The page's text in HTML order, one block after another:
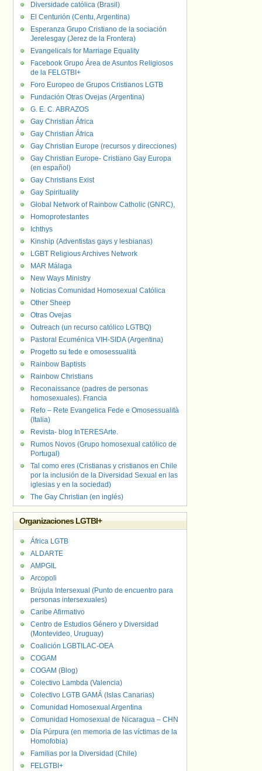
Diversidade católica (Brasil)
El Centurión (Centu, Argentina)
Esperanza Grupo Cristiano de la sociación
Jerelesgay (Jerez de la Frontera)
Evangelicals for Marriage Equality
Facebook Grupo Área de Asuntos Religiosos
de la FELGTBI+
Foro Europeo de Grupos Cristianos LGTB
Fundación Otras Ovejas (Argentina)
G. E. C. ABRAZOS
Gay Christian África
Gay Christian África
Gay Christian Europe (recursos y direcciones)
Gay Christian Europe- Cristiano Gay Europa
(en español)
Gay Christians Exist
Gay Spirituality
Global Network of Rainbow Catholic (GNRC),
Homoprotestantes
Ichthys
Kinship (Adventistas gays y lesbianas)
LGBT Religious Archives Network
MAR Málaga
New Ways Ministry
Noticias Comunidad Homosexual Católica
Other Sheep
Otras Ovejas
Outreach (un recurso católico LGTBQ)
Pastoral Ecuménica VIH-SIDA (Argentina)
Progetto su fede e omosessualità
Rainbow Baptists
Rainbow Christians
Reconaissance (padres de personas
homosexuales). Francia
Refo – Rete Evangelica Fede e Omosessualità
(Italia)
Revista- blog InTERESArte.
Rumos Novos (Grupo homosexual católico de
Portugal)
Tal como eres (Cristianas y cristianos en Chile
por la inclusión de la Diversidad Sexual en las
iglesias y en la sociedad)
The Gay Christian (en inglés)
Organizaciones LGTBI+
África LGTB
ALDARTE
AMPGIL
Arcopoli
Brújula Intersexual (Punto de encuentro para
personas intersexuales)
Caribe Afirmativo
Centro de Estudios Género y Diversidad
(Montevideo, Uruguay)
Coalición LGBTILAC-OEA
COGAM
COGAM (Blog)
Colectivo Lambda (Valencia)
Colectivo LGTB GAMÁ (Islas Canarias)
Comunidad Homosexual Argentina
Comunidad Homosexual de Nicaragua – CHN
Día Púrpura (en memoria de las víctimas de la
Homofobia)
Familias por la Diversidad (Chile)
FELGTBI+